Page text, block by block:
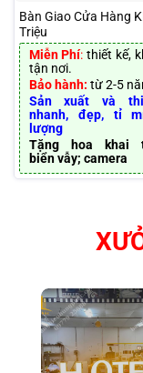
Bàn Giao Cửa Hàng
Triệu
Miễn Phí:thiết kế,
tận nơi.
Bảo hành: từ 2-5
Sản xuất và
nhanh, đẹp, tỉ
lượng
Tặng hoa khai
biển vẫy; camera